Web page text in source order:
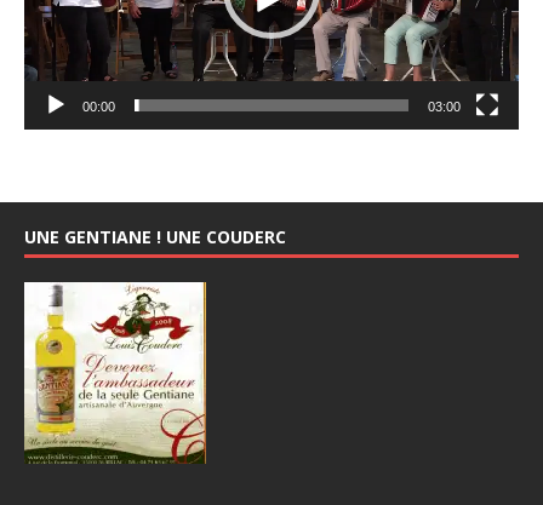
00:00 03:00
UNE GENTIANE ! UNE COUDERC